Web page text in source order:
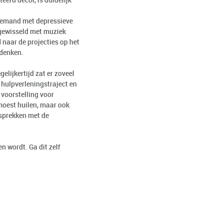
met depressieve
met muziek
naar de projecties op het
zat er zoveel
hulpverleningstraject en
voorstelling voor
huilen, maar ook
met de
wordt. Ga dit zelf